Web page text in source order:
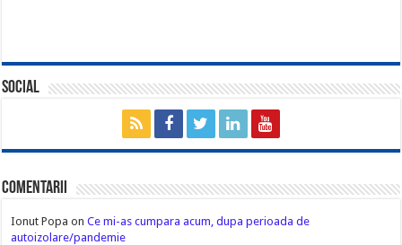
Social
Comentarii
Ionut Popa onCe mi-as cumpara acum, dupa perioada de
autoizolare/pandemie